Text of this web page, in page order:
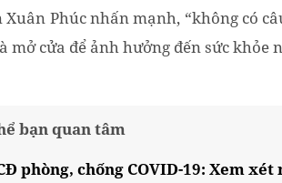
Xuân Phúc nhấn mạnh, “không có
mở cửa để ảnh hưởng đến sức khỏe
bạn quan tâm
phòng, chống COVID-19: Xem